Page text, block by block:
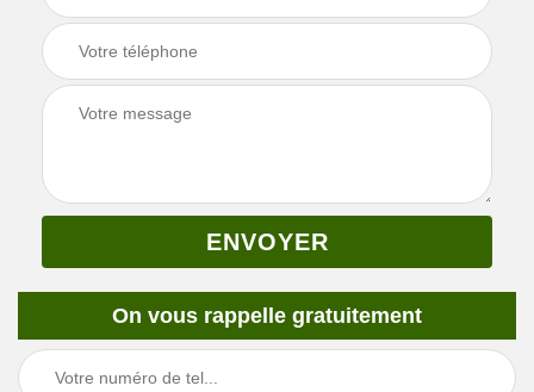
On vous rappelle gratuitement